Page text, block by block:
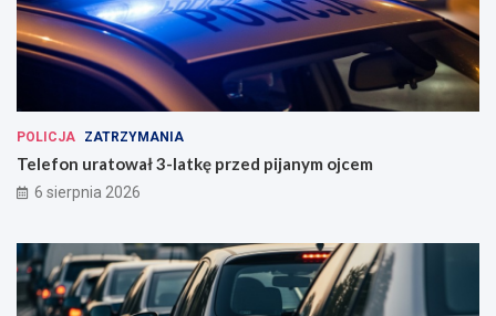
POLICJA ZATRZYMANIA
Telefon uratował 3-latkę przed pijanym ojcem
6 sierpnia 2026